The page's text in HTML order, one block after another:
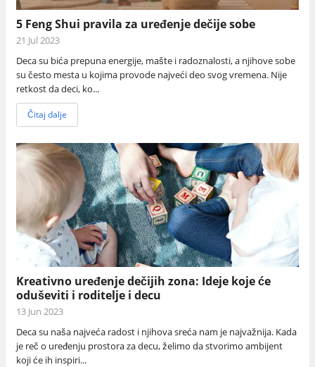
5 Feng Shui pravila za uređenje dečije sobe
21 Jul 2023
Deca su bića prepuna energije, mašte i radoznalosti, a njihove sobe
su često mesta u kojima provode najveći deo svog vremena. Nije
retkost da deci, ko...
Čitaj dalje
Kreativno uređenje dečijih zona: Ideje koje će
oduševiti i roditelje i decu
13 Jun 2023
Deca su naša najveća radost i njihova sreća nam je najvažnija. Kada
je reč o uređenju prostora za decu, želimo da stvorimo ambijent
koji će ih inspiri...